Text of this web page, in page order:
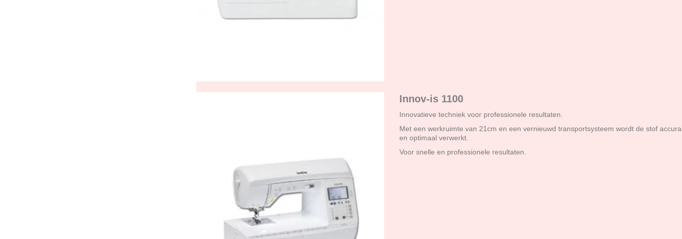
Innov-is 1100
Innovatieve techniek voor professionele resultaten.
Met een werkruimte van 21cm en een vernieuwd transportsysteem wordt de stof
en optimaal verwerkt.
Voor snelle en professionele resultaten.